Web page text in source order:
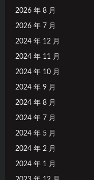
2026 年 8 月
2026 年 7 月
2024 年 12 月
2024 年 11 月
2024 年 10 月
2024 年 9 月
2024 年 8 月
2024 年 7 月
2024 年 5 月
2024 年 2 月
2024 年 1 月